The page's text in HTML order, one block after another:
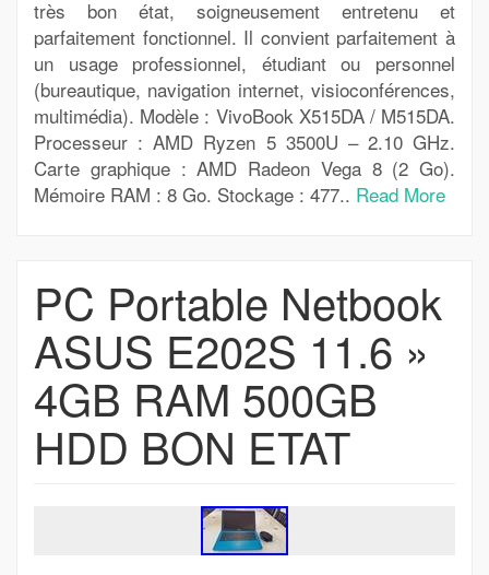
très bon état, soigneusement entretenu et
parfaitement fonctionnel. Il convient parfaitement à
un usage professionnel, étudiant ou personnel
(bureautique, navigation internet, visioconférences,
multimédia). Modèle : VivoBook X515DA / M515DA.
Processeur : AMD Ryzen 5 3500U – 2.10 GHz.
Carte graphique : AMD Radeon Vega 8 (2 Go).
Mémoire RAM : 8 Go. Stockage : 477.. Read More
PC Portable Netbook
ASUS E202S 11.6 »
4GB RAM 500GB
HDD BON ETAT